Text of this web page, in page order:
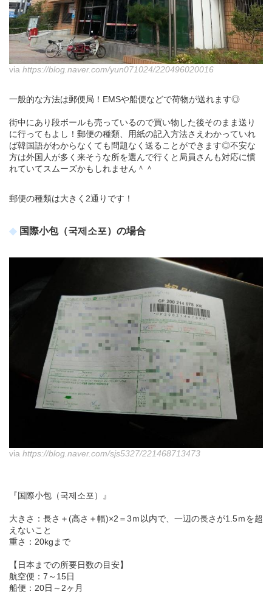
via https://blog.naver.com/yun071024/220496020016
一般的な方法は郵便局！EMSや船便などで荷物が送れます◎
街中にあり段ボールも売っているので買い物した後そのまま送り
に行ってもよし！郵便の種類、用紙の記入方法さえわかっていれ
ば韓国語がわからなくても問題なく送ることができます◎不安な
方は外国人が多く来そうな所を選んで行くと局員さんも対応に慣
れていてスムーズかもしれません＾＾
郵便の種類は大きく2通りです！
国際小包（국제소포）の場合
via https://blog.naver.com/sjs5327/221468713473
『国際小包（국제소포）』
大きさ：長さ＋(高さ＋幅)×2＝3ｍ以内で、一辺の長さが1.5ｍを超
えないこと
重さ：20kgまで
【日本までの所要日数の目安】
航空便：7～15日
船便：20日～2ヶ月